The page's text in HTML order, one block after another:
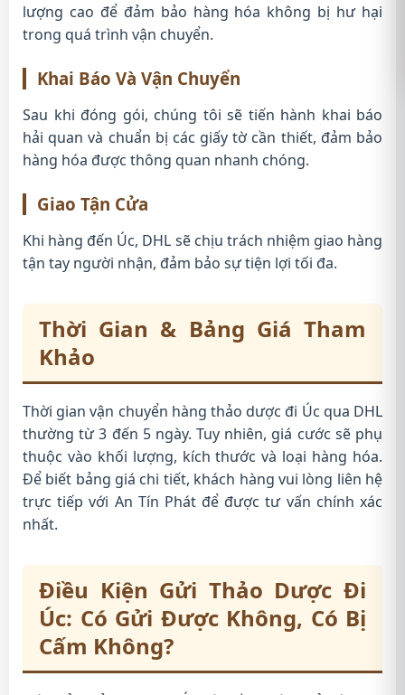
lượng cao để đảm bảo hàng hóa không bị hư hại
trong quá trình vận chuyển.
Khai Báo Và Vận Chuyển
Sau khi đóng gói, chúng tôi sẽ tiến hành khai báo
hải quan và chuẩn bị các giấy tờ cần thiết, đảm bảo
hàng hóa được thông quan nhanh chóng.
Giao Tận Cửa
Khi hàng đến Úc, DHL sẽ chịu trách nhiệm giao hàng
tận tay người nhận, đảm bảo sự tiện lợi tối đa.
Thời Gian & Bảng Giá Tham
Khảo
Thời gian vận chuyển hàng thảo dược đi Úc qua DHL
thường từ 3 đến 5 ngày. Tuy nhiên, giá cước sẽ phụ
thuộc vào khối lượng, kích thước và loại hàng hóa.
Để biết bảng giá chi tiết, khách hàng vui lòng liên hệ
trực tiếp với An Tín Phát để được tư vấn chính xác
nhất.
Điều Kiện Gửi Thảo Dược Đi
Úc: Có Gửi Được Không, Có Bị
Cấm Không?